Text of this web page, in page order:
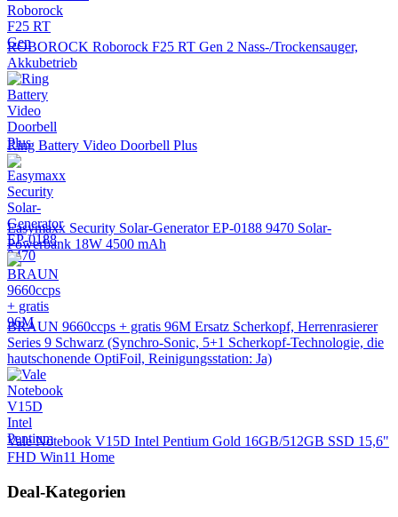
ROBOROCK Roborock F25 RT Gen 2 Nass-/Trockensauger,
Akkubetrieb
Ring Battery Video Doorbell Plus
Easymaxx Security Solar-Generator EP-0188 9470 Solar-
Powerbank 18W 4500 mAh
BRAUN 9660ccps + gratis 96M Ersatz Scherkopf, Herrenrasierer
Series 9 Schwarz (Synchro-Sonic, 5+1 Scherkopf-Technologie, die
hautschonende OptiFoil, Reinigungsstation: Ja)
Vale Notebook V15D Intel Pentium Gold 16GB/512GB SSD 15,6"
FHD Win11 Home
Deal-Kategorien